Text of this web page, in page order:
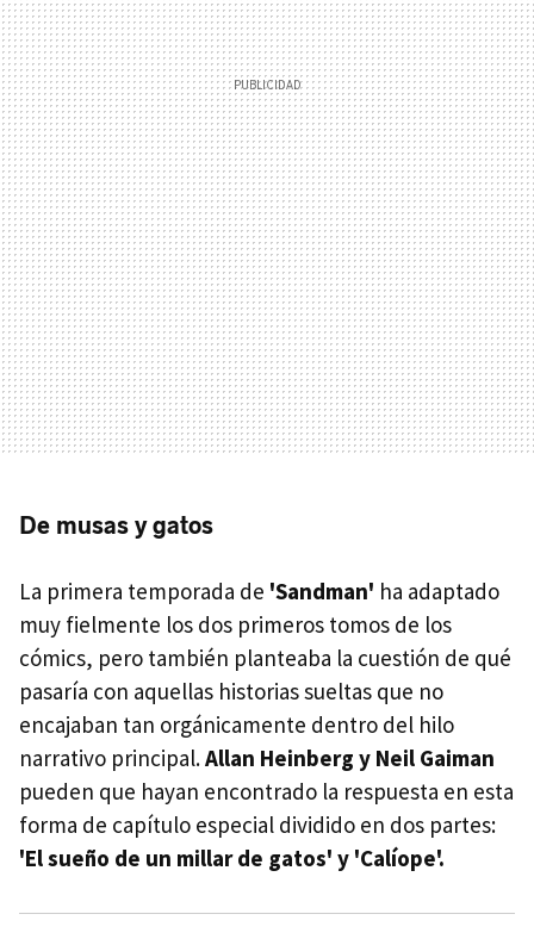
De musas y gatos
La primera temporada de 'Sandman' ha adaptado
muy fielmente los dos primeros tomos de los
cómics, pero también planteaba la cuestión de qué
pasaría con aquellas historias sueltas que no
encajaban tan orgánicamente dentro del hilo
narrativo principal.Allan Heinberg y Neil Gaiman
pueden que hayan encontrado la respuesta en esta
forma de capítulo especial dividido en dos partes:
'El sueño de un millar de gatos' y 'Calíope'.